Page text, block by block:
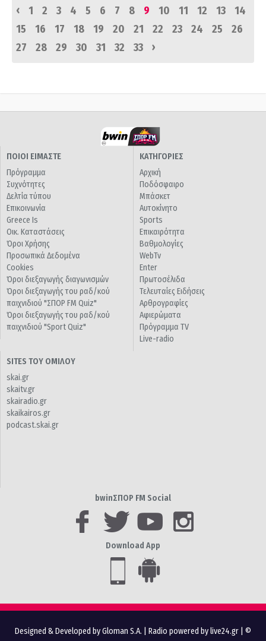
‹
1 2 3 4 5 6 7 8 9 10 11 12 13
14
15
16 17 18 19 20 21 22 23 24 25
26
27
28 29 30 31 32 33 ›
ΠΟΙΟΙ ΕΙΜΑΣΤΕ
Πρόγραμμα
Συχνότητες
Δελτία τύπου
Επικοινωνία
Greece Is
Οικ. Καταστάσεις
Όροι Χρήσης
Προσωπικά Δεδομένα
Cookies
Όροι διεξαγωγής διαγωνισμών
Όροι διεξαγωγής του ραδ/κού
παιχνιδιού "ΣΠΟΡ FM Quiz"
Όροι διεξαγωγής του ραδ/κού
παιχνιδιού "Sport Quiz"
ΚΑΤΗΓΟΡΙΕΣ
Αρχική
Ποδόσφαιρο
Μπάσκετ
Αυτοκίνητο
Sports
Επικαιρότητα
Βαθμολογίες
WebTv
Enter
Πρωτοσέλιδα
Τελευταίες Ειδήσεις
Αρθρογραφίες
Αφιερώματα
Πρόγραμμα TV
Live-radio
SITES ΤΟΥ ΟΜΙΛΟΥ
skai.gr
skaitv.gr
skairadio.gr
skaikairos.gr
podcast.skai.gr
bwinΣΠΟΡ FM Social
Download App
Designed & Developed by Gloman S.A. Radio powered by live24.gr | ©